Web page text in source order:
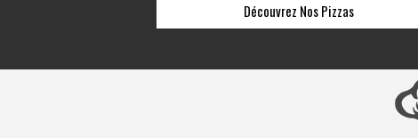
Découvrez Nos Pizzas